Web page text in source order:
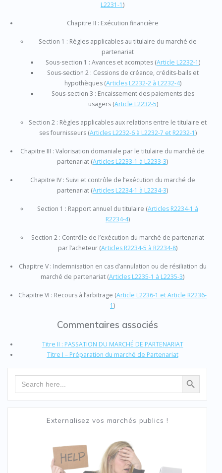
L2231-1)
Chapitre II : Exécution financière
Section 1 : Règles applicables au titulaire du marché de
partenariat
Sous-section 1 : Avances et acomptes (Article L2232-1)
Sous-section 2 : Cessions de créance, crédits-bails et
hypothèques (Articles L2232-2 à L2232-4)
Sous-section 3 : Encaissement des paiements des
usagers (Article L2232-5)
Section 2 : Règles applicables aux relations entre le titulaire et
ses fournisseurs (Articles L2232-6 à L2232-7 et R2232-1)
Chapitre III : Valorisation domaniale par le titulaire du marché de
partenariat (Articles L2233-1 à L2233-3)
Chapitre IV : Suivi et contrôle de l’exécution du marché de
partenariat (Articles L2234-1 à L2234-3)
Section 1 : Rapport annuel du titulaire (Articles R2234-1 à
R2234-4)
Section 2 : Contrôle de l’exécution du marché de partenariat
par l’acheteur (Articles R2234-5 à R2234-8)
Chapitre V : Indemnisation en cas d’annulation ou de résiliation du
marché de partenariat (Articles L2235-1 à L2235-3)
Chapitre VI : Recours à l’arbitrage (Article L2236-1 et Article R2236-
1)
Commentaires associés
Titre II : PASSATION DU MARCHÉ DE PARTENARIAT
Titre I – Préparation du marché de Partenariat
Search Search Button
Externalisez vos marchés publics !